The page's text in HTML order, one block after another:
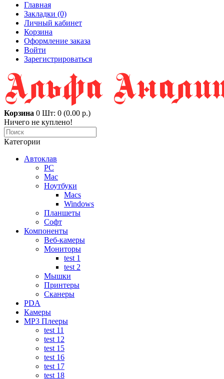
Главная
Закладки (0)
Личный кабинет
Корзина
Оформление заказа
Войти
Зарегистрироваться
Корзина 0 Шт: 0 (0.00 р.)
Ничего не куплено!
Категории
Автоклав
PC
Mac
Ноутбуки
Macs
Windows
Планшеты
Софт
Компоненты
Веб-камеры
Мониторы
test 1
test 2
Мышки
Принтеры
Сканеры
PDA
Камеры
MP3 Плееры
test 11
test 12
test 15
test 16
test 17
test 18